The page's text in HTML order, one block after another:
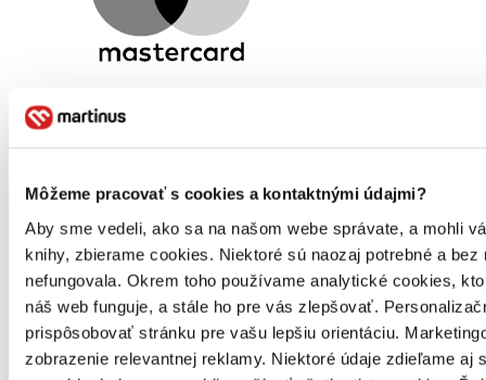
Môžeme pracovať s cookies a kontaktnými údajmi?
Aby sme vedeli, ako sa na našom webe správate, a mohli
knihy, zbierame cookies. Niektoré sú naozaj potrebné a
nefungovala. Okrem toho používame analytické cookies,
náš web funguje, a stále ho pre vás zlepšovať.
prispôsobovať stránku pre vašu lepšiu orientáciu.
zobrazenie relevantnej reklamy. Niektoré údaje zdieľame aj
Sme 7-násobný
MasterCard
Obchodník roka